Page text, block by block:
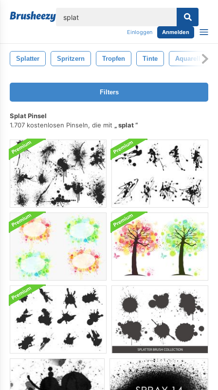
Einloggen Anmelden
Splatter Spritzern Tropfen Tinte Aquarell
Filters
Splat Pinsel
1.707 kostenlosen Pinseln, die mit
splat